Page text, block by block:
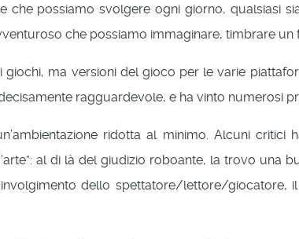
possiamo svolgere ogni giorno, qualsiasi
che possiamo immaginare, timbrare un
ma versioni del gioco per le varie
ragguardevole, e ha vinto numerosi
ridotta al minimo. Alcuni critici
al di là del giudizio roboante, la trovo una
dello spettatore/lettore/giocatore,